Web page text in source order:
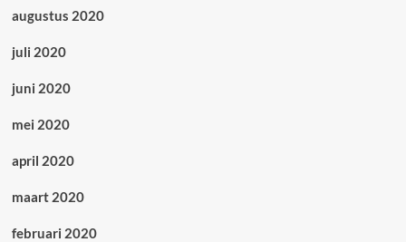
augustus 2020
juli 2020
juni 2020
mei 2020
april 2020
maart 2020
februari 2020